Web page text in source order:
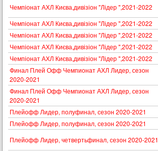
Чемпіонат АХЛ Києва,дивізіон "Лідер ",2021-2022
Чемпіонат АХЛ Києва,дивізіон "Лідер ",2021-2022
Чемпіонат АХЛ Києва,дивізіон "Лідер ",2021-2022
Чемпіонат АХЛ Києва,дивізіон "Лідер ",2021-2022
Чемпіонат АХЛ Києва,дивізіон "Лідер ",2021-2022
Финал Плей Офф Чемпионат АХЛ Лидер, сезон
2020-2021
Финал Плей Офф Чемпионат АХЛ Лидер, сезон
2020-2021
Плейофф Лидер, полуфинал, сезон 2020-2021
Плейофф Лидер, полуфинал, сезон 2020-2021
Плейофф Лидер, четвертьфинал, сезон 2020-2021